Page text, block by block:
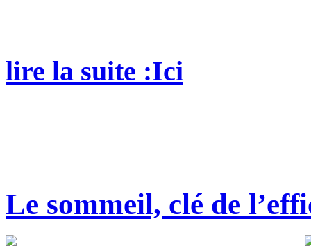
lire la suite :Ici
Le sommeil, clé de